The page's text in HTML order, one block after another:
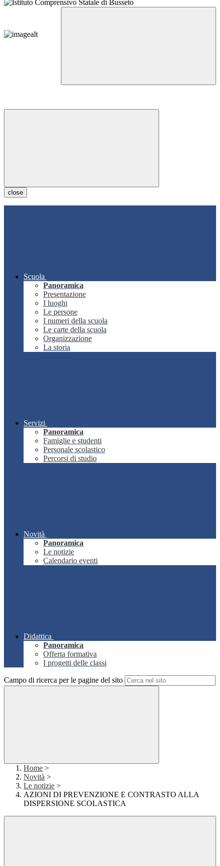
close
Scuola
Panoramica
Presentazione
I luoghi
Le persone
I numeri della scuola
Le carte della scuola
Organizzazione
La storia
Servizi
Panoramica
Famiglie e studenti
Personale scolastico
Percorsi di studio
Novità
Panoramica
Le notizie
Calendario eventi
Didattica
Panoramica
Offerta formativa
I progetti delle classi
Campo di ricerca per le pagine del sito
Home >
Novità >
Le notizie >
AZIONI DI PREVENZIONE E CONTRASTO ALLA
DISPERSIONE SCOLASTICA